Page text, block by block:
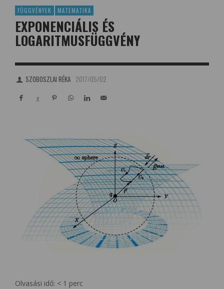
FÜGGVÉNYEK MATEMATIKA
EXPONENCIÁLIS ÉS
LOGARITMUSFÜGGVÉNY
SZOBOSZLAI RÉKA 2017/05/02
Olvasási idő: < 1 perc